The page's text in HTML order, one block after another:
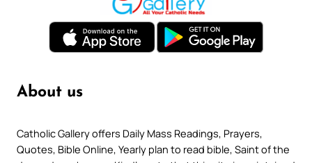
About us
Catholic Gallery offers Daily Mass Readings, Prayers,
Quotes, Bible Online, Yearly plan to read bible, Saint of the